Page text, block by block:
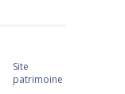
Site
patrimoine